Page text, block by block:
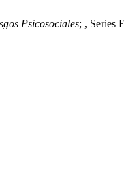
Psicosociales; , Series